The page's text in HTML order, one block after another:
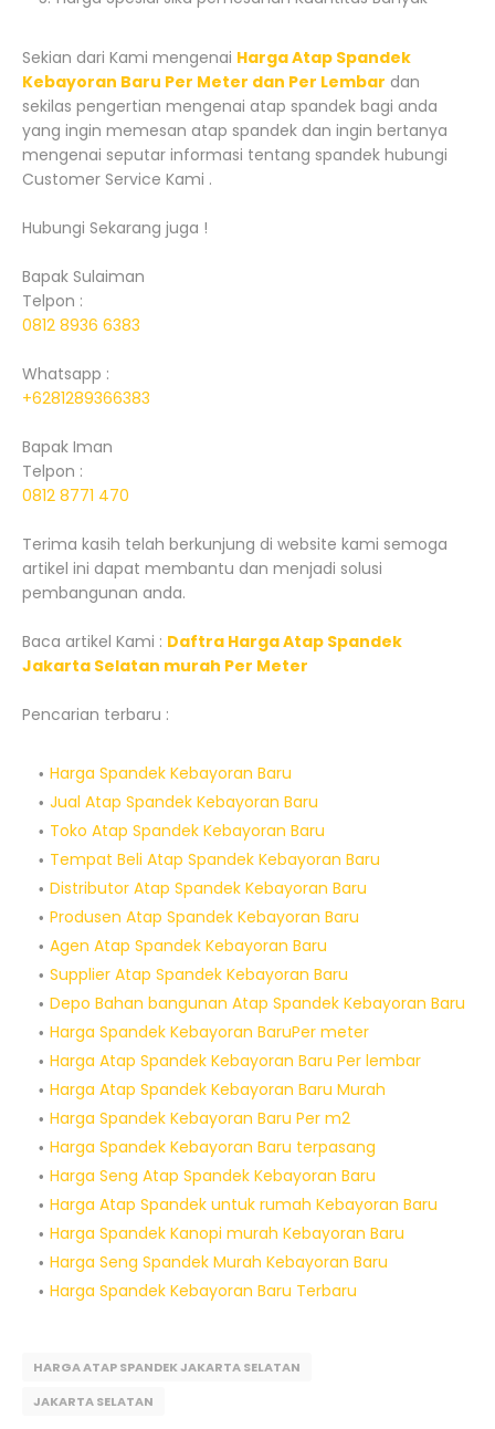
Sekian dari Kami mengenai Harga Atap Spandek
Kebayoran Baru Per Meter dan Per Lembar dan
sekilas pengertian mengenai atap spandek bagi anda
yang ingin memesan atap spandek dan ingin bertanya
mengenai seputar informasi tentang spandek hubungi
Customer Service Kami .
Hubungi Sekarang juga !
Bapak Sulaiman
Telpon :
0812 8936 6383
Whatsapp :
+6281289366383
Bapak Iman
Telpon :
0812 8771 470
Terima kasih telah berkunjung di website kami semoga
artikel ini dapat membantu dan menjadi solusi
pembangunan anda.
Baca artikel Kami : Daftra Harga Atap Spandek
Jakarta Selatan murah Per Meter
Pencarian terbaru :
Harga Spandek Kebayoran Baru
Jual Atap Spandek Kebayoran Baru
Toko Atap Spandek Kebayoran Baru
Tempat Beli Atap Spandek Kebayoran Baru
Distributor Atap Spandek Kebayoran Baru
Produsen Atap Spandek Kebayoran Baru
Agen Atap Spandek Kebayoran Baru
Supplier Atap Spandek Kebayoran Baru
Depo Bahan bangunan Atap Spandek Kebayoran Baru
Harga Spandek Kebayoran BaruPer meter
Harga Atap Spandek Kebayoran Baru Per lembar
Harga Atap Spandek Kebayoran Baru Murah
Harga Spandek Kebayoran Baru Per m2
Harga Spandek Kebayoran Baru terpasang
Harga Seng Atap Spandek Kebayoran Baru
Harga Atap Spandek untuk rumah Kebayoran Baru
Harga Spandek Kanopi murah Kebayoran Baru
Harga Seng Spandek Murah Kebayoran Baru
Harga Spandek Kebayoran Baru Terbaru
HARGA ATAP SPANDEK JAKARTA SELATAN
JAKARTA SELATAN